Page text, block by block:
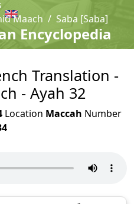
Encyclopedia
Maach
Saba [Saba]
Translation -
- Ayah 32
Location Maccah Number